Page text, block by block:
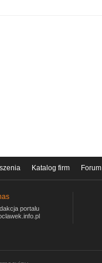
Katalog firm Forum
portalu